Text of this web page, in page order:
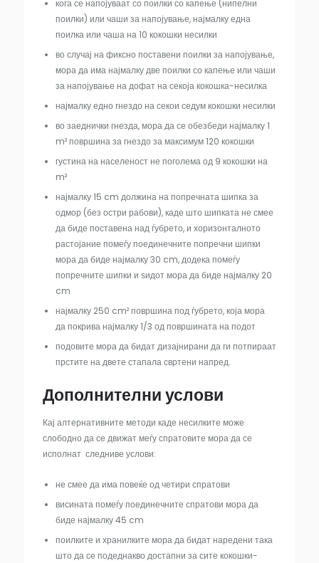
кога се напојуваат со поилки со капење (нипелни
поилки) или чаши за напојување, најмалку една
поилка или чаша на 10 кокошки несилки
во случај на фиксно поставени поилки за напојување,
мора да има најмалку две поилки со капење или чаши
за напојување на дофат на секоја кокошка-несилка
најмалку едно гнездо на секои седум кокошки несилки
во заеднички гнезда, мора да се обезбеди најмалку 1
m² површина за гнездо за максимум 120 кокошки
густина на населеност не поголема од 9 кокошки на
m²
најмалку 15 cm должина на попречната шипка за
одмор (без остри рабови), каде што шипката не смее
да биде поставена над ѓубрето, и хоризонталното
растојание помеѓу поединечните попречни шипки
мора да биде најмалку 30 cm, додека помеѓу
попречните шипки и ѕидот мора да биде најмалку 20
cm
најмалку 250 cm² површина под ѓубрето, која мора
да покрива најмалку 1/3 од површината на подот
подовите мора да бидат дизајнирани да ги потпираат
прстите на двете стапала свртени напред.
Дополнителни услови
Кај алтернативните методи каде несилките може
слободно да се движат меѓу спратовите мора да се
исполнат следниве услови:
не смее да има повеќе од четири спратови
висината помеѓу поединечните спратови мора да
биде најмалку 45 cm
поилките и хранилките мора да бидат наредени така
што да се подеднакво достапни за сите кокошки-